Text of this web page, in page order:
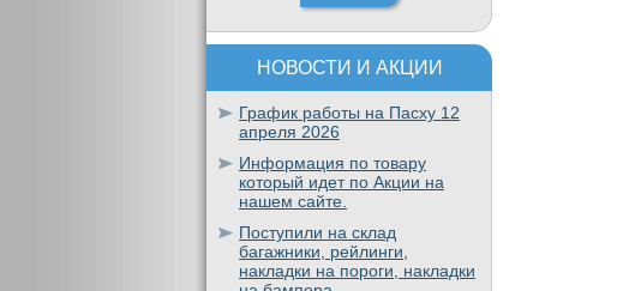
НОВОСТИ И АКЦИИ
График работы на Пасху 12
апреля 2026
Информация по товару
который идет по Акции на
нашем сайте.
Поступили на склад
багажники, рейлинги,
накладки на пороги, накладки